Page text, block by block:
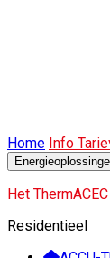
Home Info
Het
Residentieel